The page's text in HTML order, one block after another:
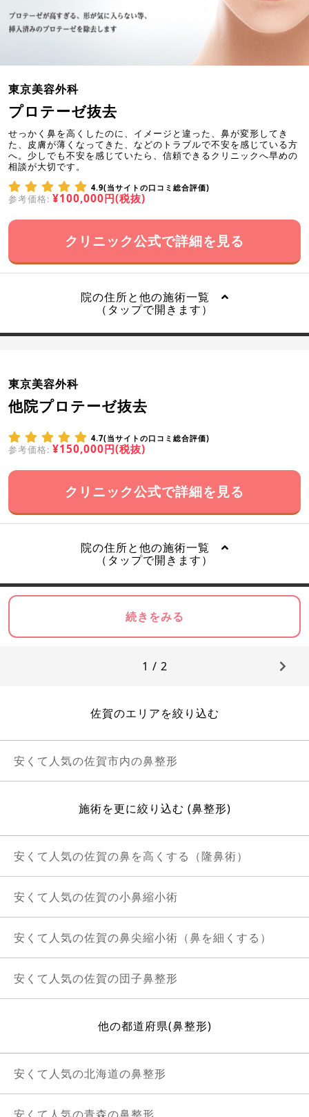
東京美容外科
プロテーゼ抜去
せっかく鼻を高くしたのに、イメージと違った、鼻が変形してき
た、皮膚が薄くなってきた、などのトラブルで不安を感じている方
へ。少しでも不安を感じていたら、信頼できるクリニックへ早めの
相談が大切です。
4.9(当サイトの口コミ総合評価)
参考価格: ¥100,000円(税抜)
クリニック公式で詳細を見る
院の住所と他の施術一覧
（タップで開きます）
東京美容外科
他院プロテーゼ抜去
4.7(当サイトの口コミ総合評価)
参考価格: ¥150,000円(税抜)
クリニック公式で詳細を見る
院の住所と他の施術一覧
（タップで開きます）
続きをみる
1 / 2
佐賀のエリアを絞り込む
安くて人気の佐賀市内の鼻整形
施術を更に絞り込む (鼻整形)
安くて人気の佐賀の鼻を高くする（隆鼻術）
安くて人気の佐賀の小鼻縮小術
安くて人気の佐賀の鼻尖縮小術（鼻を細くする）
安くて人気の佐賀の団子鼻整形
他の都道府県(鼻整形)
安くて人気の北海道の鼻整形
安くて人気の青森の鼻整形